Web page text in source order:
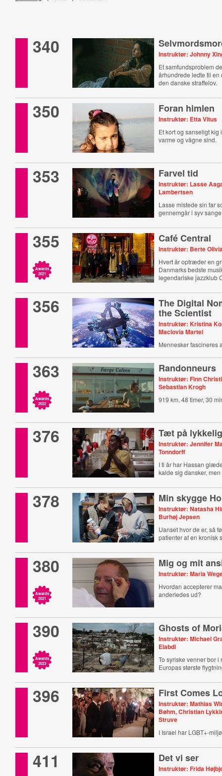
340 Instruktør: Johnny
Et samfundsproblem
århundrede ledte til en
den danske straffelov.
350 Foran himlen
Instruktør: Etta Vitus
Et kort og sanseligt kig
varme og vågne sind.
353 Farvel tid
Instruktør: Lasse
Lambertsen
Lasse mistede sin far
gennemgår i syv
355
Awards
2021
Café Central
Instruktør: Berte
Hvert år optræder en
Danmarks bedste
legendariske jazzklub
356 The Digital
the Scientist
Instruktør: Kristina
Maclovia Martel
Mennesker fascineres
363
Awards
2022
Randonneurs
Instruktør: Finn
Sebastian Krogh
919 km, 48 timer, 30
376 Tæt på
Instruktør: Jennifer
Tonndorff
I ti år har Hassan
kalde sig dansker,
378 Min skygge
Instruktør: Natasha
Burhøj Jepsen
Uanset hvor de er, så
patienter af en kronisk
380
Awards
2021
Mig og mit
Instruktør: Maria
Hvordan accepterer
anderledes ud?
390
Awards
2023
Ghosts of
Instruktør: Michael
Elabdi
To syriske venner bor i
Europas største
396 First Comes
Instruktør: Mathias
Bøhm, Christian
Struve
I Israel har LGBT+-
411 Det vi ser
Instruktør: Frida